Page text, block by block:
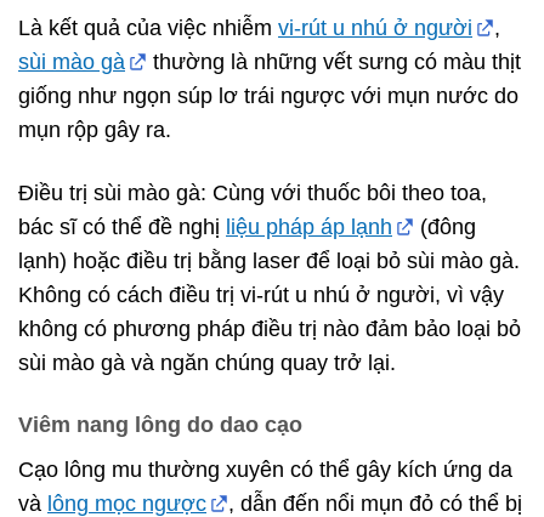
Là kết quả của việc nhiễm vi-rút u nhú ở người
,
sùi mào gà
thường là những vết sưng có màu thịt
giống như ngọn súp lơ trái ngược với mụn nước do
mụn rộp gây ra.
Điều trị sùi mào gà: Cùng với thuốc bôi theo toa,
bác sĩ có thể đề nghị liệu pháp áp lạnh
(đông
lạnh) hoặc điều trị bằng laser để loại bỏ sùi mào gà.
Không có cách điều trị vi-rút u nhú ở người, vì vậy
không có phương pháp điều trị nào đảm bảo loại bỏ
sùi mào gà và ngăn chúng quay trở lại.
Viêm nang lông do dao cạo
Cạo lông mu thường xuyên có thể gây kích ứng da
và lông mọc ngược
, dẫn đến nổi mụn đỏ có thể bị